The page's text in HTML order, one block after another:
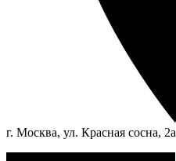
г. Москва, ул. Красная сосна, 2а